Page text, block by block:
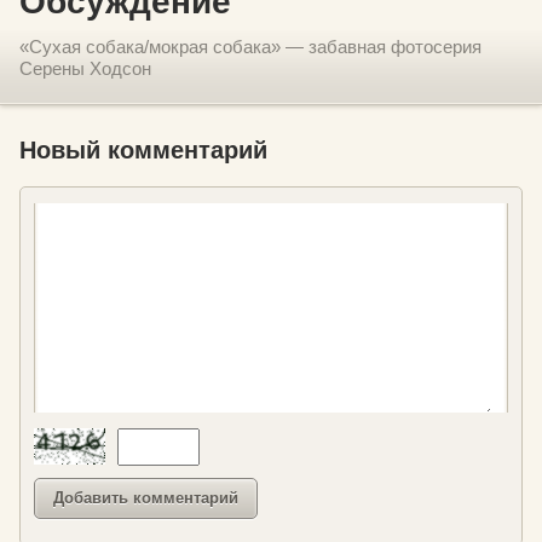
«Сухая собака/мокрая собака» — забавная фотосерия
Серены Ходсон
Новый комментарий